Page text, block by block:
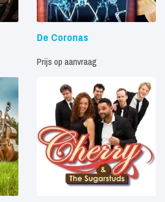
De Coronas
Prijs op aanvraag